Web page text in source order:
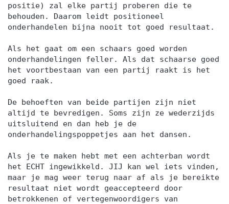
positie) zal elke partij proberen die te
behouden. Daarom leidt positioneel
onderhandelen bijna nooit tot goed resultaat.
Als het gaat om een schaars goed worden
onderhandelingen feller. Als dat schaarse goed
het voortbestaan van een partij raakt is het
goed raak.
De behoeften van beide partijen zijn niet
altijd te bevredigen. Soms zijn ze wederzijds
uitsluitend en dan heb je de
onderhandelingspoppetjes aan het dansen.
Als je te maken hebt met een achterban wordt
het ECHT ingewikkeld. JIJ kan wel iets vinden,
maar je mag weer terug naar af als je bereikte
resultaat niet wordt geaccepteerd door
betrokkenen of vertegenwoordigers van